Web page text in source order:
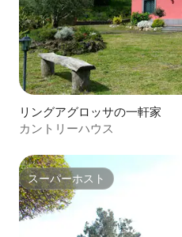
リングアグロッサの一軒家
カントリーハウス
スーパーホスト
スーパーホスト